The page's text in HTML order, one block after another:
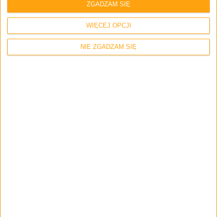
WIĘCEJ OPCJI
NIE ZGADZAM SIĘ
ZGADZAM SIĘ